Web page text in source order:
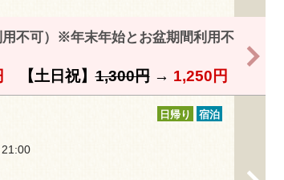
不可）※年末年始とお盆期間利用不
【土日祝】1,300円→ 1,250円
日帰り 宿泊